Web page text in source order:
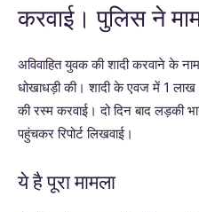
करवाई। पुलिस ने
अविवाहित युवक की शादी करवाने के
धोखाधड़ी की। शादी के एवज में 1
की रस्म करवाई। दो दिन बाद लड़की
पहुंचकर रिपोर्ट लिखवाई।
ये है पूरा मामला